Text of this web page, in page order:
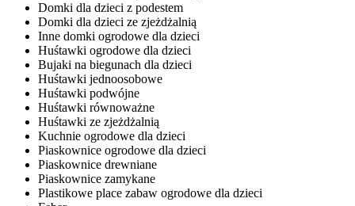
Domki dla dzieci z podestem
Domki dla dzieci ze zjeżdżalnią
Inne domki ogrodowe dla dzieci
Huśtawki ogrodowe dla dzieci
Bujaki na biegunach dla dzieci
Huśtawki jednoosobowe
Huśtawki podwójne
Huśtawki równoważne
Huśtawki ze zjeżdżalnią
Kuchnie ogrodowe dla dzieci
Piaskownice ogrodowe dla dzieci
Piaskownice drewniane
Piaskownice zamykane
Plastikowe place zabaw ogrodowe dla dzieci